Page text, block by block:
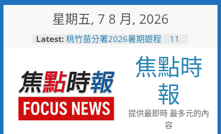
星期五, 7 8 月, 2026
Latest: 桃竹苗分署2026暑期遊程 11
男子性侵偷拍又餵毒致傳播女暴
斃 法官審後判十四年六月徒刑
臺中榮總埔里分院攜手檢方 深
化醫事倫理教育
高溫廚房藏危機 嘉義醫院提醒
慎防熱中暑傷腎
埔基「爸爸健康同行」健康促進
焦點時
報
提供最即時 最多元的內
容